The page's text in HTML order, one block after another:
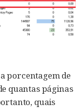
porcentagem de
quantas páginas
quais